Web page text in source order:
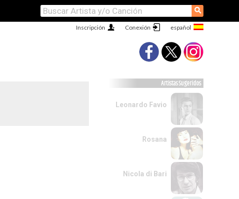
⚲
Conexión
Inscripción
Artistas Sugeridos
Leonardo Favio
Rosana
Nicola di Bari